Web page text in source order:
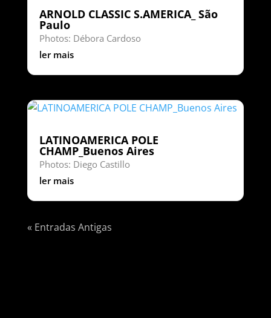
ARNOLD CLASSIC S.AMERICA_ São
Paulo
Photos: Débora Cardoso
ler mais
LATINOAMERICA POLE
CHAMP_Buenos Aires
Photos: Diego Castillo
ler mais
« Entradas Antigas